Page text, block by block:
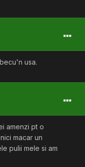
usa.
amenzi pt o
macar un
pulii mele si am